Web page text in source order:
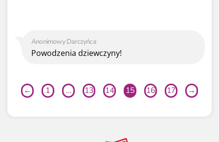
Anonimowy Darczyńca
Powodzenia dziewczyny!
← 1 … 13 14 15 16 17 →